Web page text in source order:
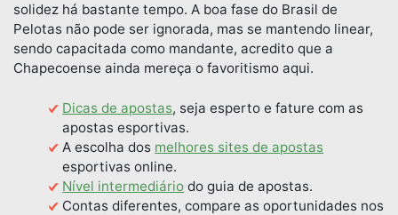
solidez há bastante tempo. A boa fase do Brasil de
Pelotas não pode ser ignorada, mas se mantendo linear,
sendo capacitada como mandante, acredito que a
Chapecoense ainda mereça o favoritismo aqui.
Dicas de apostas, seja esperto e fature com as
apostas esportivas.
A escolha dos melhores sites de apostas
esportivas online.
Nível intermediário do guia de apostas.
Contas diferentes, compare as oportunidades nos